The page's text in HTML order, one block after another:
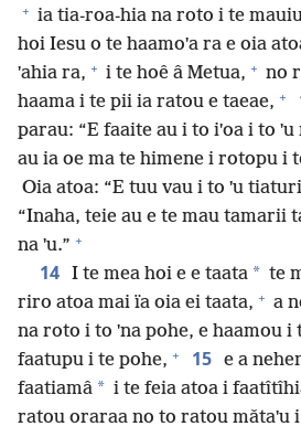
+ ia tia-roa-hia na roto i te
hoi Iesu o te haamoˈa ra e oia
ˈahia ra, + i te hoê â Metua, + no
haama i te pii ia ratou e taeae, +
parau: “E faaite au i to iˈoa i to
au ia oe ma te himene i rotopu i
Oia atoa: “E tuu vau i to ˈu
“Inaha, teie au e te mau tamarii
na ˈu.” +
14 I te mea hoi e e taata * te
riro atoa mai ïa oia ei taata, + a
na roto i to ˈna pohe, e haamou i
faatupu i te pohe, + 15 e a
faatiamâ * i te feia atoa i
ratou oraraa no to ratou mǎtaˈu